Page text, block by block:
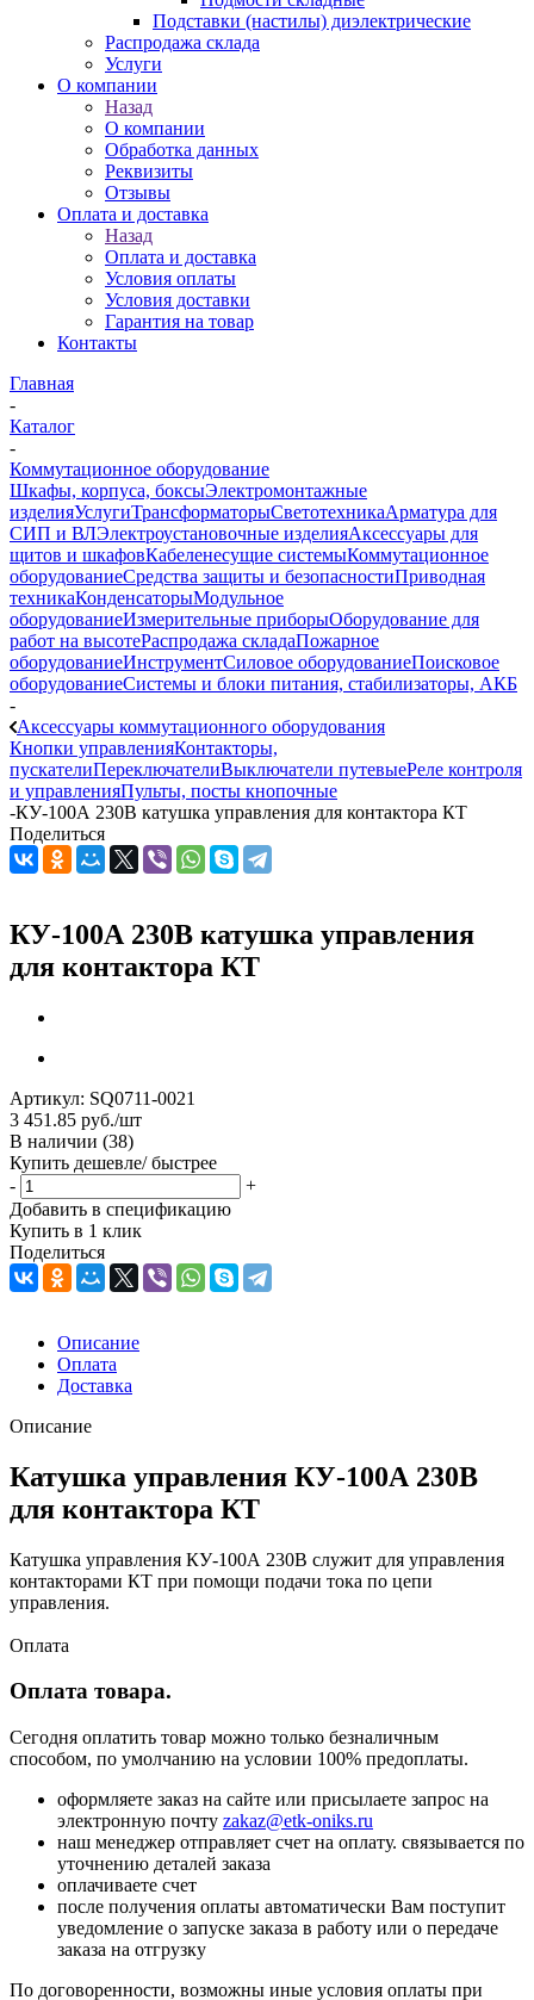
Подставки (настилы) диэлектрические
Распродажа склада
Услуги
О компании
Назад
О компании
Обработка данных
Реквизиты
Отзывы
Оплата и доставка
Назад
Оплата и доставка
Условия оплаты
Условия доставки
Гарантия на товар
Контакты
Главная
-
Каталог
-
Коммутационное оборудование
Шкафы, корпуса, боксыЭлектромонтажные
изделияУслугиТрансформаторыСветотехникаАрматура для
СИП и ВЛЭлектроустановочные изделияАксессуары для
щитов и шкафовКабеленесущие системыКоммутационное
оборудованиеСредства защиты и безопасностиПриводная
техникаКонденсаторыМодульное
оборудованиеИзмерительные приборыОборудование для
работ на высотеРаспродажа складаПожарное
оборудованиеИнструментСиловое оборудованиеПоисковое
оборудованиеСистемы и блоки питания, стабилизаторы, АКБ
-
Аксессуары коммутационного оборудования
Кнопки управленияКонтакторы,
пускателиПереключателиВыключатели путевыеРеле контроля
и управленияПульты, посты кнопочные
-КУ-100А 230В катушка управления для контактора КТ
Поделиться
КУ-100А 230В катушка управления
для контактора КТ
Артикул: SQ0711-0021
3 451.85 руб./шт
В наличии (38)
Купить дешевле/ быстрее
-
+
Добавить в спецификацию
Купить в 1 клик
Поделиться
Описание
Оплата
Доставка
Описание
Катушка управления КУ-100А 230В
для контактора КТ
Катушка управления КУ-100А 230В служит для управления
контакторами КТ при помощи подачи тока по цепи
управления.
Оплата
Оплата товара.
Сегодня оплатить товар можно только безналичным
способом, по умолчанию на условии 100% предоплаты.
оформляете заказ на сайте или присылаете запрос на
электронную почту zakaz@etk-oniks.ru
наш менеджер отправляет счет на оплату. связывается по
уточнению деталей заказа
оплачиваете счет
после получения оплаты автоматически Вам поступит
уведомление о запуске заказа в работу или о передаче
заказа на отгрузку
По договоренности, возможны иные условия оплаты при